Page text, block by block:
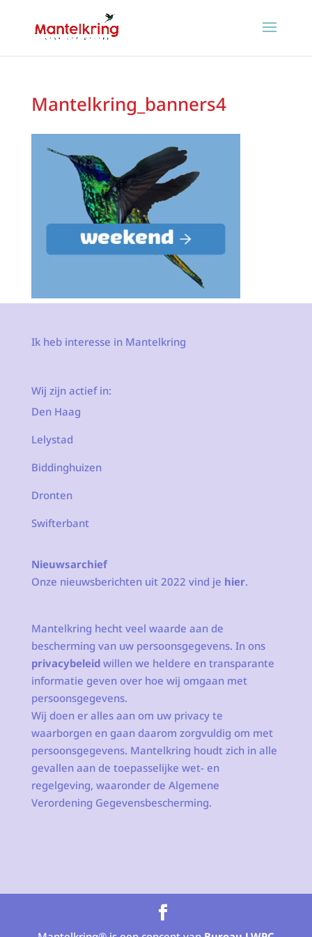
Mantelkring_banners4
Ik heb interesse in Mantelkring
Wij zijn actief in:
Den Haag
Lelystad
Biddinghuizen
Dronten
Swifterbant
Nieuwsarchief
Onze nieuwsberichten uit 2022 vind je hier.
Mantelkring hecht veel waarde aan de
bescherming van uw persoonsgegevens. In ons
privacybeleidwillen we heldere en transparante
informatie geven over hoe wij omgaan met
persoonsgegevens.
Wij doen er alles aan om uw privacy te
waarborgen en gaan daarom zorgvuldig om met
persoonsgegevens. Mantelkring houdt zich in alle
gevallen aan de toepasselijke wet- en
regelgeving, waaronder de Algemene
Verordening Gegevensbescherming.